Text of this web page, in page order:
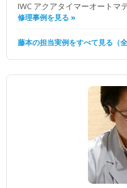
IWC アクアタイマーオートマ
修理事例を見る »
藤本の担当実例をすべて見る（